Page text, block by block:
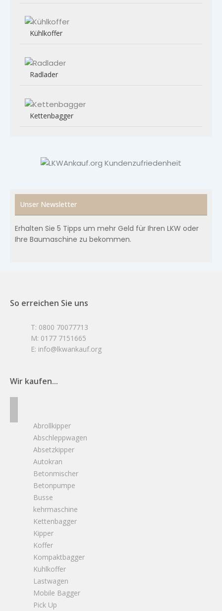
Kühlkoffer
Radlader
Kettenbagger
Unser Newsletter
Erhalten Sie 5 Tipps um mehr Geld für Ihren LKW oder
Ihre Baumaschine zu bekommen.
So erreichen Sie uns
T: 0800 70077713
M: 0177 7151665
E: info@lkwankauf.org
Wir kaufen...
Abrollkipper
Abschleppwagen
Absetzkipper
Autokran
Betonmischer
Betonpumpe
Busse
kehrmaschine
Kettenbagger
Kipper
Koffer
Kompaktbagger
Kuhlkoffer
Lastwagen
Mobile Bagger
Pick Up